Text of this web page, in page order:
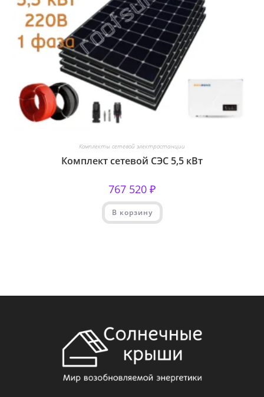
Комплекты сетевой электростанции
Комплект сетевой СЭС 5,5 кВт
767 520 ₽
В корзину